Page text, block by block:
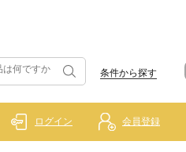
条件から探す
ログイン 会員登録